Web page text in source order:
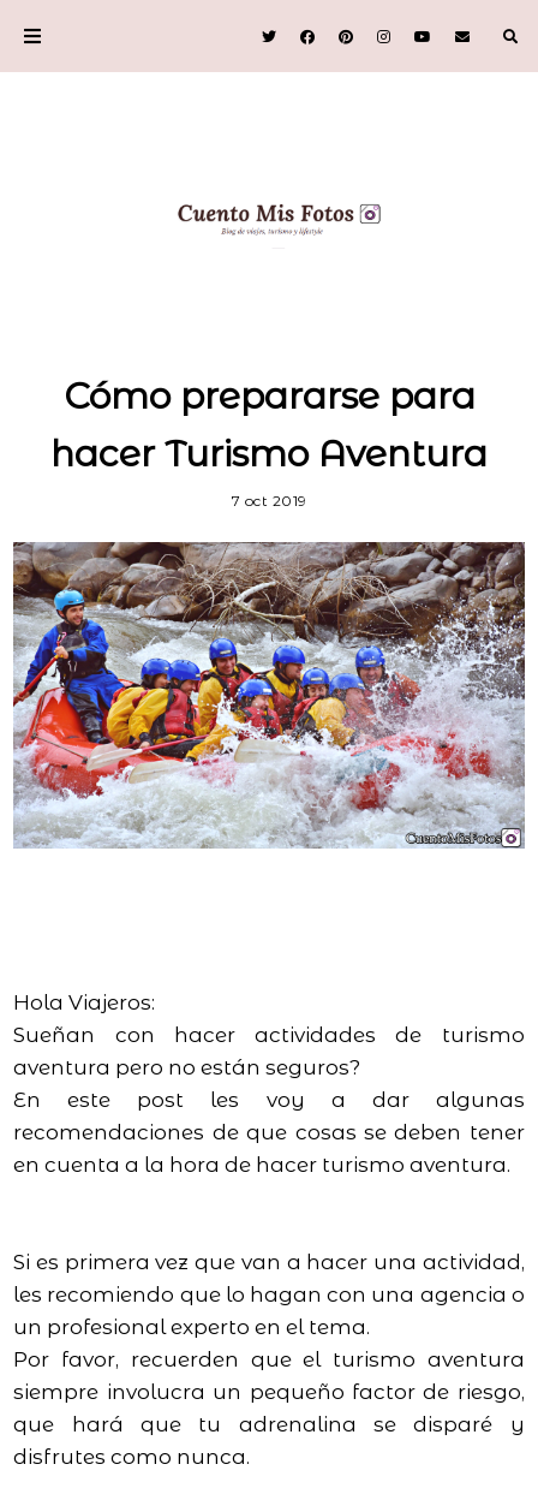
Cómo prepararse para
hacer Turismo Aventura
7 oct 2019
Hola Viajeros:
Sueñan con hacer actividades de turismo
aventura pero no están seguros?
En este post les voy a dar algunas
recomendaciones de que cosas se deben tener
en cuenta a la hora de hacer turismo aventura.
Si es primera vez que van a hacer una actividad,
les recomiendo que lo hagan con una agencia o
un profesional experto en el tema.
Por favor, recuerden que el turismo aventura
siempre involucra un pequeño factor de riesgo,
que hará que tu adrenalina se disparé y
disfrutes como nunca.